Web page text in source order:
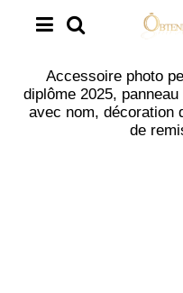
Accessoire photo
diplôme 2025,
avec nom, décoration
de